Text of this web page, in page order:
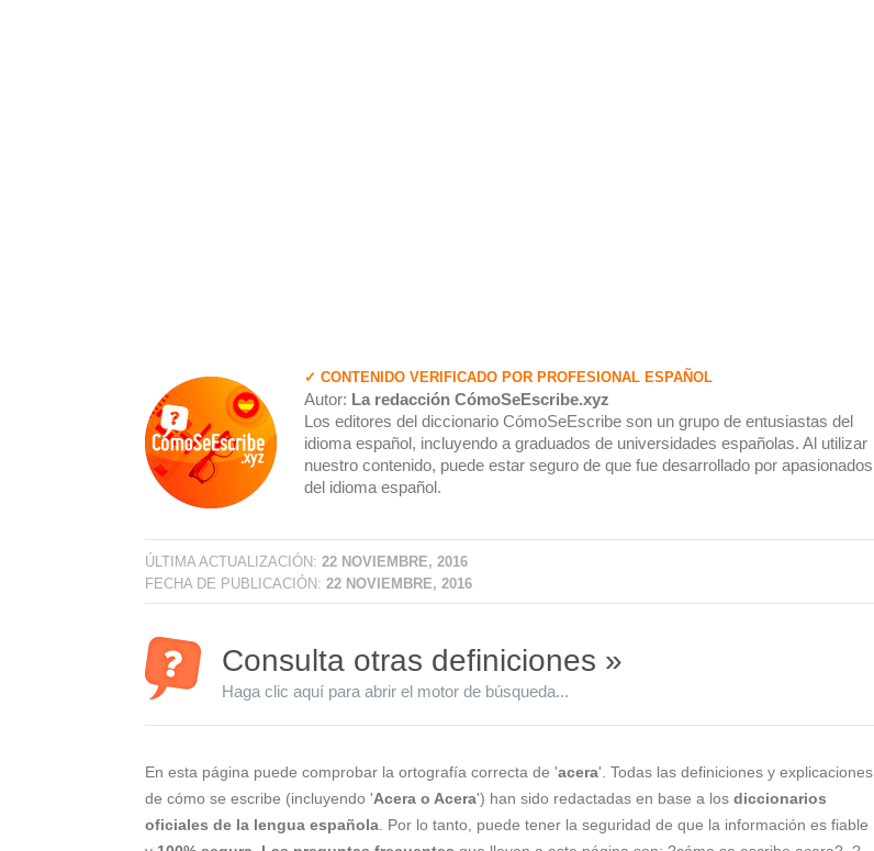
✓ CONTENIDO VERIFICADO POR PROFESIONAL ESPAÑOL
Autor: La redacción CómoSeEscribe.xyz
Los editores del diccionario CómoSeEscribe son un grupo de entusiastas del
idioma español, incluyendo a graduados de universidades españolas. Al utilizar
nuestro contenido, puede estar seguro de que fue desarrollado por apasionados
del idioma español.
ÚLTIMA ACTUALIZACIÓN: 22 NOVIEMBRE, 2016
FECHA DE PUBLICACIÓN: 22 NOVIEMBRE, 2016
Consulta otras definiciones »
Haga clic aquí para abrir el motor de búsqueda...
En esta página puede comprobar la ortografía correcta de 'acera'. Todas las definiciones y explicaciones
de cómo se escribe (incluyendo 'Acera o Acera') han sido redactadas en base a los diccionarios
oficiales de la lengua española . Por lo tanto, puede tener la seguridad de que la información es fiable